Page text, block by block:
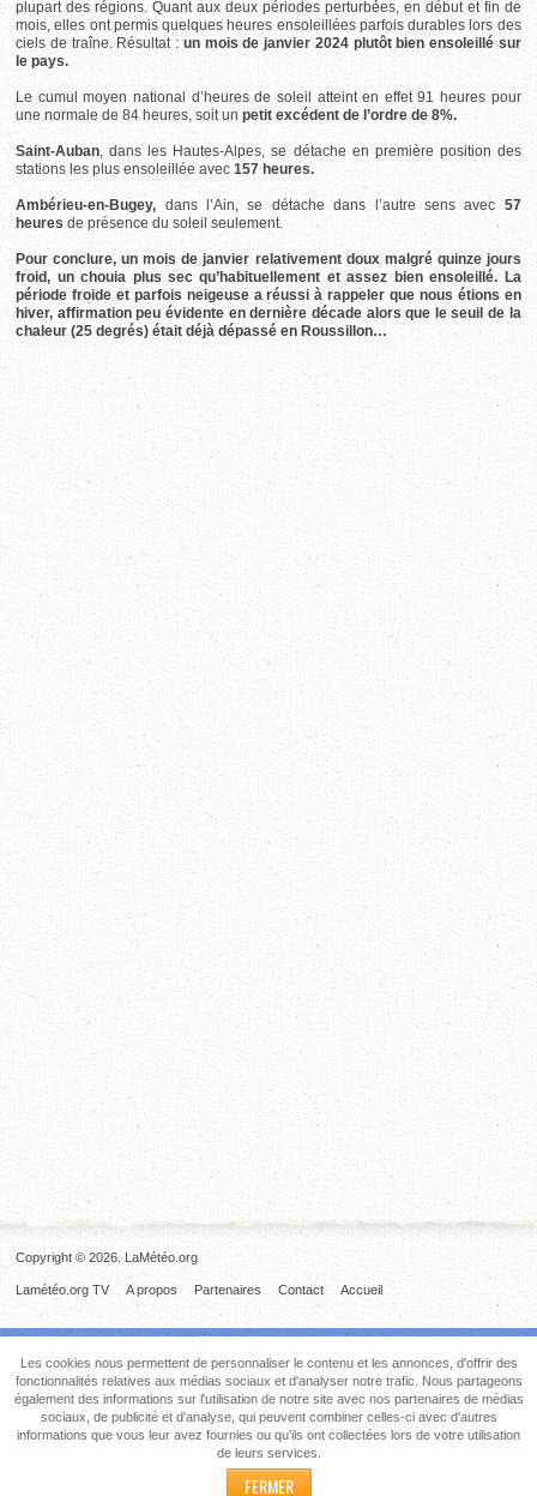
plupart des régions. Quant aux deux périodes perturbées, en début et fin de
mois, elles ont permis quelques heures ensoleillées parfois durables lors des
ciels de traîne. Résultat : un mois de janvier 2024 plutôt bien ensoleillé sur
le pays.
Le cumul moyen national d’heures de soleil atteint en effet 91 heures pour
une normale de 84 heures, soit un petit excédent de l’ordre de 8%.
Saint-Auban , dans les Hautes-Alpes, se détache en première position des
stations les plus ensoleillée avec 157 heures.
Ambérieu-en-Bugey, dans l’Ain, se détache dans l’autre sens avec 57
heures de présence du soleil seulement.
Pour conclure, un mois de janvier relativement doux malgré quinze jours
froid, un chouia plus sec qu’habituellement et assez bien ensoleillé. La
période froide et parfois neigeuse a réussi à rappeler que nous étions en
hiver, affirmation peu évidente en dernière décade alors que le seuil de la
chaleur (25 degrés) était déjà dépassé en Roussillon…
Copyright © 2026. LaMétéo.org
Accueil
Contact
Partenaires
A propos
Lamétéo.org TV
Les cookies nous permettent de personnaliser le contenu et les annonces, d'offrir des
fonctionnalités relatives aux médias sociaux et d'analyser notre trafic. Nous partageons
également des informations sur l'utilisation de notre site avec nos partenaires de médias
sociaux, de publicité et d'analyse, qui peuvent combiner celles-ci avec d'autres
informations que vous leur avez fournies ou qu'ils ont collectées lors de votre utilisation
de leurs services.
FERMER